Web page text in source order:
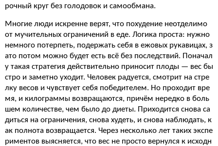
рочный круг без голодовок и самообмана.
Многие люди искренне верят, что похудение неотделимо
от мучительных ограничений в еде. Логика проста: нужно
немного потерпеть, подержать себя в ежовых рукавицах, з
ато потом можно будет есть всё без последствий. Поначал
у такая стратегия действительно приносит плоды — вес бы
стро и заметно уходит. Человек радуется, смотрит на стре
лку весов и чувствует себя победителем. Но проходит вре
мя, и килограммы возвращаются, причём нередко в боль
шем количестве, чем было до диеты. Приходится снова са
диться на ограничения, снова худеть, и снова наблюдать, к
ак полнота возвращается. Через несколько лет таких экспе
риментов выясняется, что вес не просто вернулся к исходн